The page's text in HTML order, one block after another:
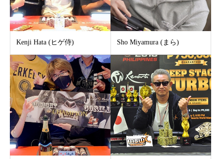
Kenji Hata (ヒゲ侍) Sho Miyamura (まら)